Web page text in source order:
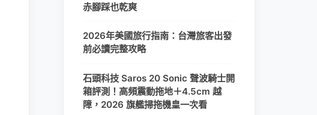
赤腳踩也乾爽
2026年美國旅行指南：台灣旅客出發
前必讀完整攻略
石頭科技 Saros 20 Sonic 聲波騎士開
箱評測！高頻震動拖地＋4.5cm 越
障，2026 旗艦掃拖機皇一次看